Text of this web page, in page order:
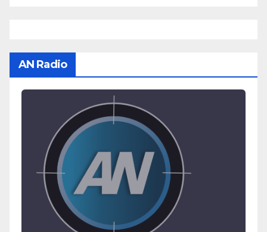
AN Radio